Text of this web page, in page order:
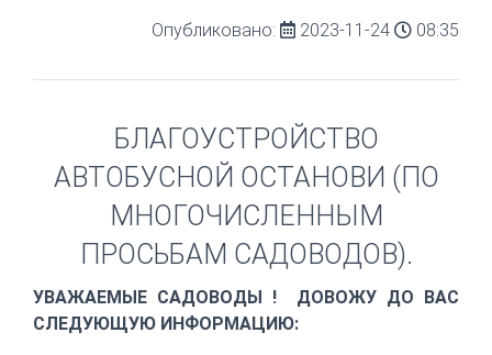
Опубликовано: 2023-11-24 08:35
БЛАГОУСТРОЙСТВО
АВТОБУСНОЙ ОСТАНОВИ (ПО
МНОГОЧИСЛЕННЫМ
ПРОСЬБАМ САДОВОДОВ).
УВАЖАЕМЫЕ САДОВОДЫ ! ДОВОЖУ ДО ВАС
СЛЕДУЮЩУЮ ИНФОРМАЦИЮ: